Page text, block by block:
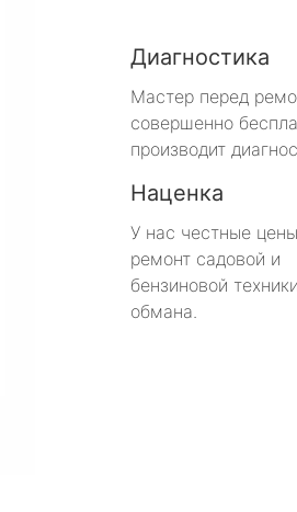
Диагностика
Мастер перед
совершенно
производит
Наценка
У нас честные
ремонт садовой и
бензиновой
обмана.